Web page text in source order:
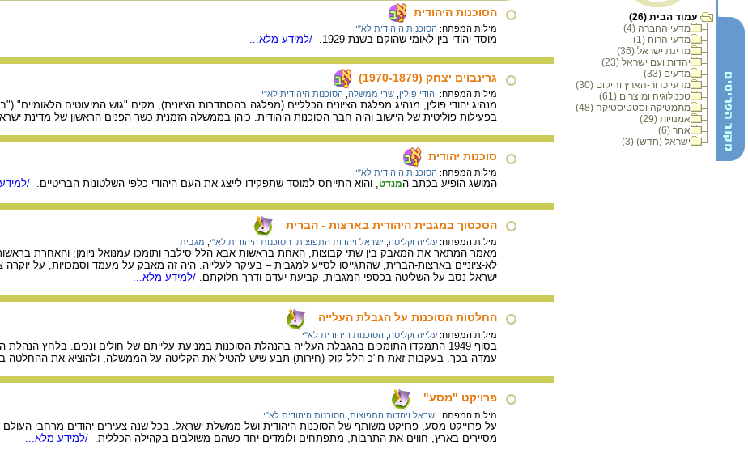
עמוד הבית (26)
מדעי החברה (4)
מדעי הרוח (1)
מדינת ישראל (36)
יהדות ועם ישראל (23)
מדעים (33)
מדעי כדור-הארץ והיקום (30)
טכנולוגיה ומוצרים (61)
מתמטיקה וסטטיסטיקה (48)
אמנויות (29)
אחר (6)
ישראל (חדש) (3)
הסוכנות היהודית
מילות המפתח: הסוכנות היהודית לא"י
מוסד יהודי בין לאומי שהוקם בשנת 1929. /למידע מלא...
גרינבוים יצחק (1970-1879)
מילות המפתח: יהודי פולין שרי ממשלה הסוכנות היהודית לא"י
בפעילות פוליטית של היישוב והיה חבר הסוכנות היהודית. כיהן בממשלה הזמנית כשר הפנים הראשון של מדינת ישראל בשנים
סוכנות יהודית
מילות המפתח: הסוכנות היהודית לא"י
המושג הופיע בכתב המנדט , והוא התייחס למוסד שתפקידו לייצג את העם היהודי כלפי השלטונות הבריטיים. /
הסכסוך במגבית היהודית בארצות - הברית
מילות המפתח: עלייה וקליטה ישראל ויהדות התפוצות הסוכנות היהודית לא"י מגבית
מאמר המתאר את המאבק בין שתי קבוצות, האחת בראשות אבא הלל סילבר ותומכו עמנואל ניומן; והאחרת
לא-ציוניים בארצות-הברית, שהתגייסו לסייע למגבית – בעיקר לעלייה. היה זה מאבק על מעמד וסמכויות, על
ישראל נסב על השליטה בכספי המגבית, קביעת יעדם ודרך חלוקתם. /למידע מלא...
החלטות הסוכנות על הגבלת העלייה
מילות המפתח: עלייה וקליטה הסוכנות היהודית לא"י
עמדה בכך. בעקבות זאת ח"כ הלל קוק (חירות) תבע שיש להטיל את הקליטה על הממשלה, ולהוציא את ההחלטה
פרויקט "מסע"
מילות המפתח: ישראל ויהדות התפוצות הסוכנות היהודית לא"י
על פרוייקט מסע, פרויקט משותף של הסוכנות היהודית ושל ממשלת ישראל. בכל שנה צעירים יהודים מרחבי
מסיירים בארץ, חווים את התרבות, מתפתחים ולומדים יחד כשהם משולבים בקהילה הכללית.
/למידע מלא...